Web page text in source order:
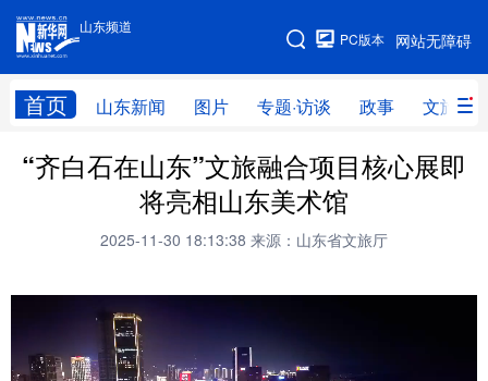
山东频道
网站无障碍
PC版本
首页 山东新闻 图片 专题·访谈 政事 文旅
手机版
网站地图
学习进行时 高层 时政 人事
财经 网评
全球连线
科技 科普 体育 文化
健康
“齐白石在山东”文旅融合项目核心展即
将亮相山东美术馆
2025-11-30 18:13:38 来源：山东省文旅厅